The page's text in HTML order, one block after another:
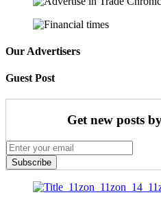
Our Advertisers
Guest Post
Get new posts
Subscribe